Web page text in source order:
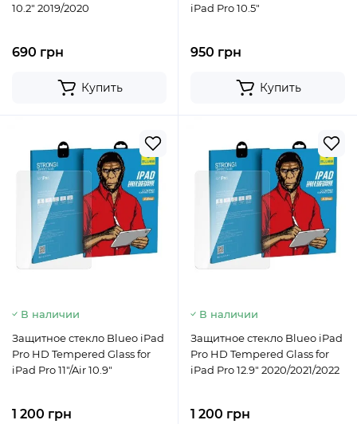
10.2" 2019/2020
690 грн
Купить
iPad Pro 10.5"
950 грн
Купить
В наличии
Защитное стекло Blueo iPad
Pro HD Tempered Glass for
iPad Pro 11"/Air 10.9"
1 200 грн
В наличии
Защитное стекло Blueo iPad
Pro HD Tempered Glass for
iPad Pro 12.9" 2020/2021/2022
1 200 грн